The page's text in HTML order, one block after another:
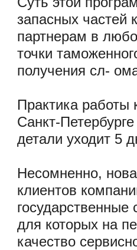
запасных частей
партнерам в
точки
получения сл-
Практика
Санкт-
детали уходит 5
Несомненно,
клиентов
для которых на
качество